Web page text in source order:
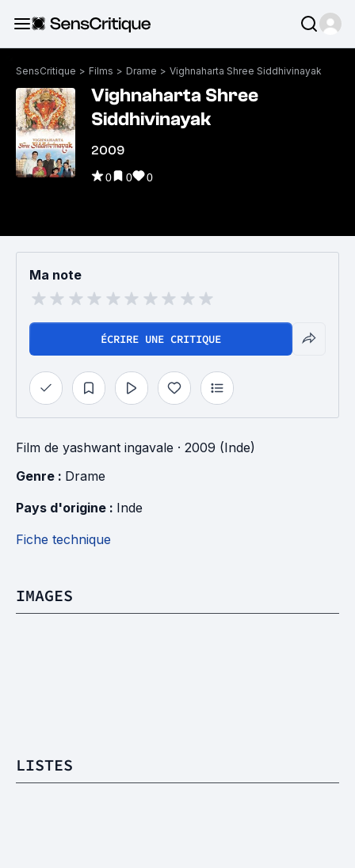
SensCritique > Films > Drame > Vighnaharta Shree Siddhivinayak
Vighnaharta Shree
Siddhivinayak
2009
0 0 0
Ma note
ÉCRIRE UNE CRITIQUE
Film de yashwant ingavale · 2009 (Inde)
Genre : Drame
Pays d'origine : Inde
Fiche technique
IMAGES
LISTES